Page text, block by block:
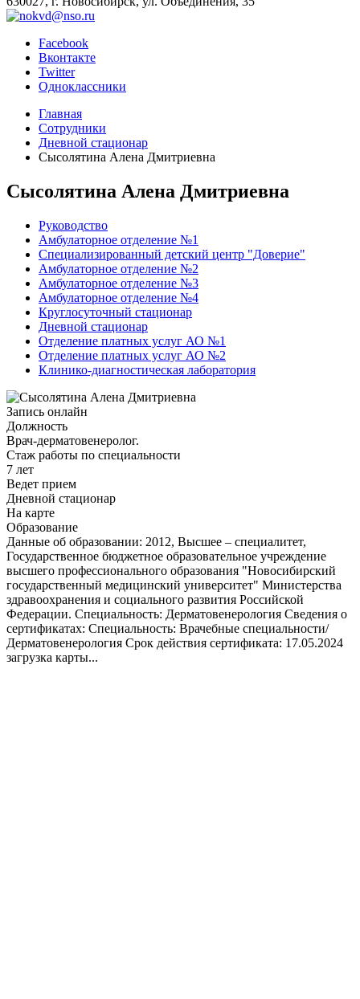
Facebook
Вконтакте
Twitter
Одноклассники
Главная
Сотрудники
Дневной стационар
Сысолятина Алена Дмитриевна
Сысолятина Алена Дмитриевна
Руководство
Амбулаторное отделение №1
Специализированный детский центр "Доверие"
Амбулаторное отделение №2
Амбулаторное отделение №3
Амбулаторное отделение №4
Круглосуточный стационар
Дневной стационар
Отделение платных услуг АО №1
Отделение платных услуг АО №2
Клинико-диагностическая лаборатория
Запись онлайн
Должность
Врач-дерматовенеролог.
Стаж работы по специальности
7 лет
Ведет прием
Дневной стационар
На карте
Образование
Данные об образовании: 2012, Высшее – специалитет,
Государственное бюджетное образовательное учреждение
высшего профессионального образования "Новосибирский
государственный медицинский университет" Министерства
здравоохранения и социального развития Российской
Федерации. Специальность: Дерматовенерология Сведения о
сертификатах: Специальность: Врачебные специальности/
Дерматовенерология Срок действия сертификата: 17.05.2024
загрузка карты...